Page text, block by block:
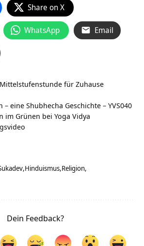
Share on X
WhatsApp Email
Mittelstufenstunde für Zuhause
– eine Shubhecha Geschichte – YVS040
im Grünen bei Yoga Vidya
Hinduismus Religion
Dein Feedback?